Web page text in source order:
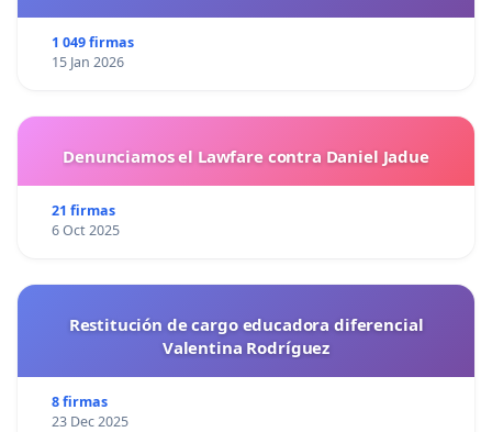
1 049 firmas
15 Jan 2026
Denunciamos el Lawfare contra Daniel Jadue
21 firmas
6 Oct 2025
Restitución de cargo educadora diferencial
Valentina Rodríguez
8 firmas
23 Dec 2025